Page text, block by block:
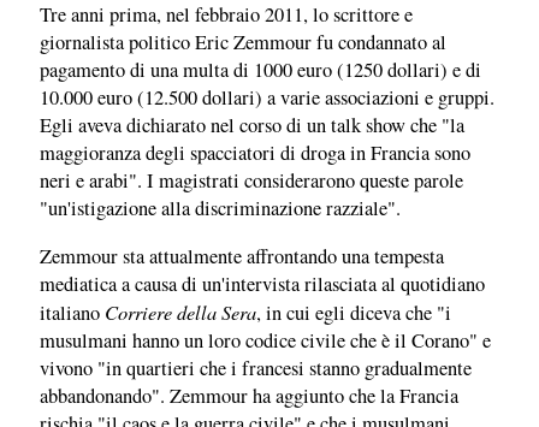
Tre anni prima, nel febbraio 2011, lo scrittore e
giornalista politico Eric Zemmour fu condannato al
pagamento di una multa di 1000 euro (1250 dollari) e di
10.000 euro (12.500 dollari) a varie associazioni e gruppi.
Egli aveva dichiarato nel corso di un talk show che "la
maggioranza degli spacciatori di droga in Francia sono
neri e arabi". I magistrati considerarono queste parole
"un'istigazione alla discriminazione razziale".
Zemmour sta attualmente affrontando una tempesta
mediatica a causa di un'intervista rilasciata al quotidiano
italiano Corriere della Sera, in cui egli diceva che "i
musulmani hanno un loro codice civile che è il Corano" e
vivono "in quartieri che i francesi stanno gradualmente
abbandonando". Zemmour ha aggiunto che la Francia